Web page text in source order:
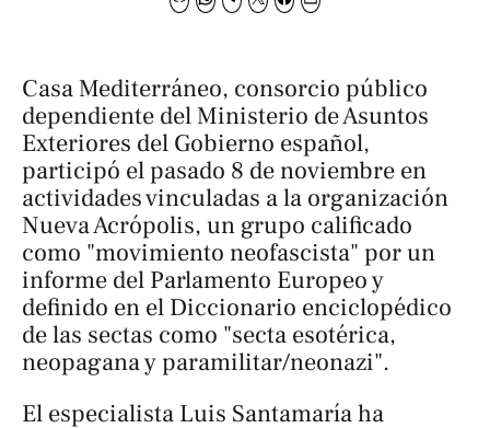
Casa Mediterráneo, consorcio público
dependiente del Ministerio de Asuntos
Exteriores del Gobierno español,
participó el pasado 8 de noviembre en
actividades vinculadas a la organización
Nueva Acrópolis, un grupo calificado
como "movimiento neofascista" por un
informe del Parlamento Europeo y
definido en el Diccionario enciclopédico
de las sectas como "secta esotérica,
neopagana y paramilitar/neonazi".
El especialista Luis Santamaría ha